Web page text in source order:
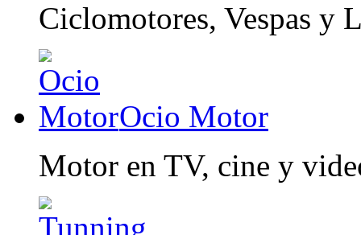
Ciclomotores, Vespas y
Ocio Motor
Motor en TV, cine y